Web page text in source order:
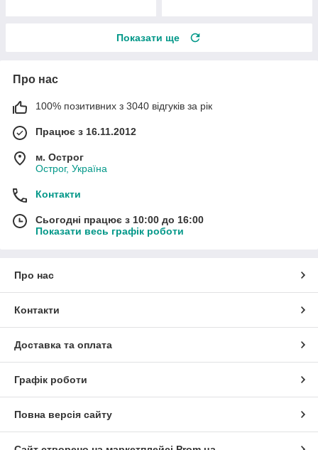
Показати ще
Про нас
100% позитивних з 3040 відгуків за рік
Працює з 16.11.2012
м. Острог
Острог, Україна
Контакти
Сьогодні працює з 10:00 до 16:00
Показати весь графік роботи
Про нас
Контакти
Доставка та оплата
Графік роботи
Повна версія сайту